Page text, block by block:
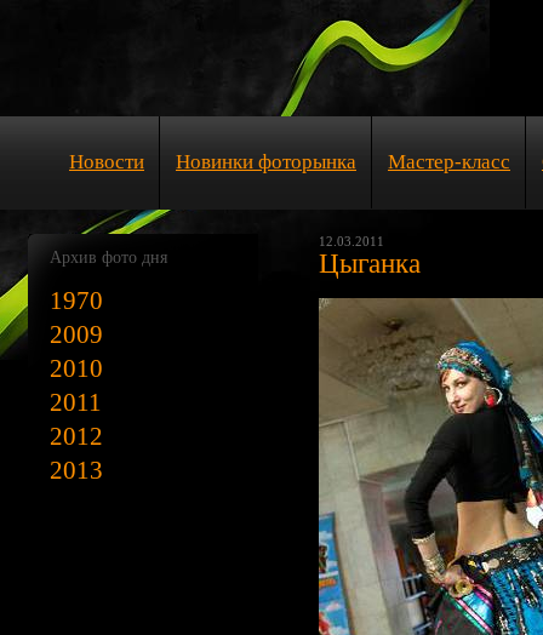
Новости Новинки фоторынка Мастер-класс
12.03.2011
Цыганка
Архив фото дня
1970
2009
2010
2011
2012
2013